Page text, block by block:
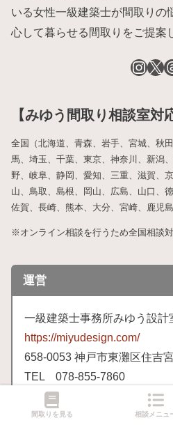
いる女性一級建築士が間取りの
心して暮らせる間取りをご提案
【みゆう間取り相談室対
全国（北海道、青森、岩手、宮城、秋
馬、埼玉、千葉、東京、神奈川、新潟
野、岐阜、静岡、愛知、三重、滋賀、
山、鳥取、島根、岡山、広島、山口、
佐賀、長崎、熊本、大分、宮崎、鹿児島
※オンライン相談を行うため全国相談対
運営
一級建築士事務所みゆう設計
https://miyudesign.com/
658-0053 神戸市東灘区住吉
TEL 078-855-7860
※間取り相談に関する電話対応は基
ールフォーム
よりお問い合わせくだ
間取りを見る 相談メニュ